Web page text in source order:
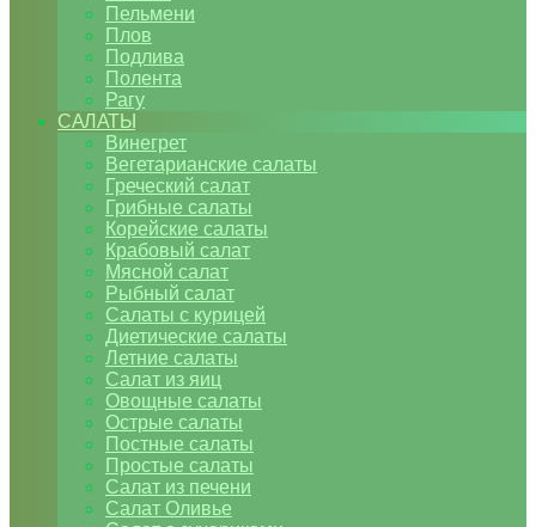
Пельмени
Плов
Подлива
Полента
Рагу
САЛАТЫ
Винегрет
Вегетарианские салаты
Греческий салат
Грибные салаты
Корейские салаты
Крабовый салат
Мясной салат
Рыбный салат
Салаты с курицей
Диетические салаты
Летние салаты
Салат из яиц
Овощные салаты
Острые салаты
Постные салаты
Простые салаты
Салат из печени
Салат Оливье